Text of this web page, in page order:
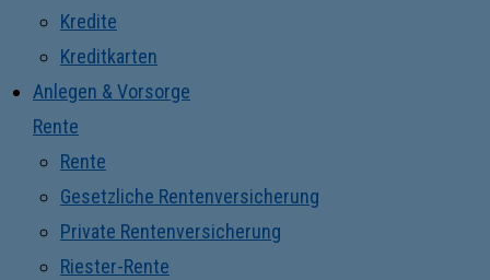
Kredite
Kreditkarten
Anlegen & Vorsorge
Rente
Rente
Gesetzliche Rentenversicherung
Private Rentenversicherung
Riester-Rente